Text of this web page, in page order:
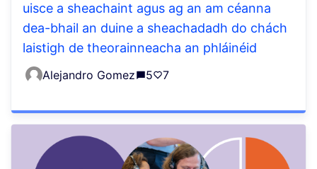
uisce a sheachaint agus ag an am céanna
dea-bhail an duine a sheachadadh do chách
laistigh de theorainneacha an phláinéid
Alejandro Gomez 5 7